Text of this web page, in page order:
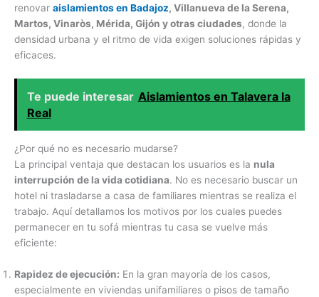
renovar aislamientos en Badajoz, Villanueva de la Serena,
Martos, Vinaròs, Mérida, Gijón y otras ciudades, donde la
densidad urbana y el ritmo de vida exigen soluciones rápidas y
eficaces.
Te puede interesar Aislamientos en Talavera la
Real
¿Por qué no es necesario mudarse?
La principal ventaja que destacan los usuarios es la nula
interrupción de la vida cotidiana. No es necesario buscar un
hotel ni trasladarse a casa de familiares mientras se realiza el
trabajo. Aquí detallamos los motivos por los cuales puedes
permanecer en tu sofá mientras tu casa se vuelve más
eficiente:
Rapidez de ejecución: En la gran mayoría de los casos,
especialmente en viviendas unifamiliares o pisos de tamaño